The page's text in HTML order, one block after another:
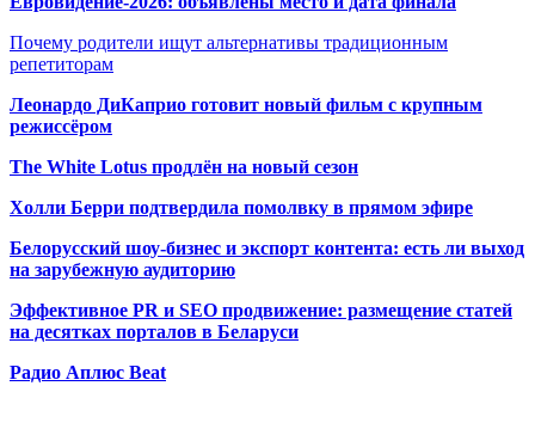
Почему родители ищут альтернативы традиционным
репетиторам
Леонардо ДиКаприо готовит новый фильм с крупным
режиссёром
The White Lotus продлён на новый сезон
Холли Берри подтвердила помолвку в прямом эфире
Белорусский шоу-бизнес и экспорт контента: есть ли выход
на зарубежную аудиторию
Эффективное PR и SEO продвижение: размещение статей
на десятках порталов в Беларуси
Радио Аплюс Beat